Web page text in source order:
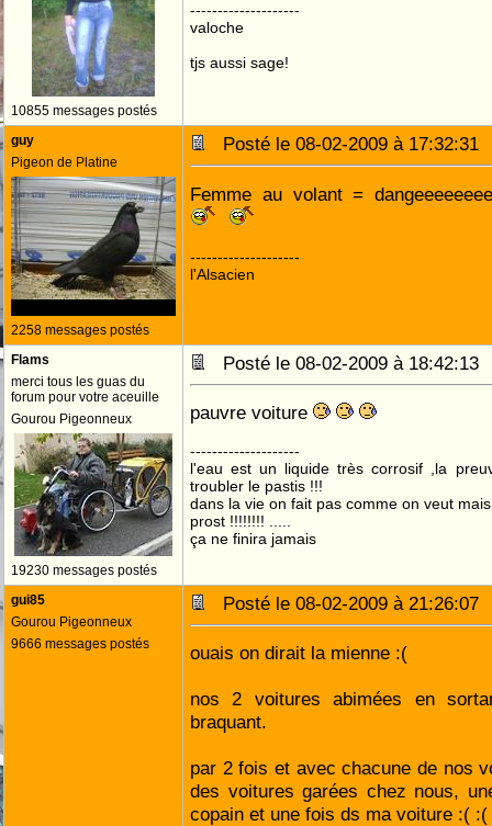
10855 messages postés
--------------------
valoche
tjs aussi sage!
guy
Pigeon de Platine
2258 messages postés
Posté le 08-02-2009 à
Femme au volant =
--------------------
l'Alsacien
Flams
merci tous les guas du
forum pour votre aceuille
Gourou Pigeonneux
19230 messages postés
Posté le 08-02-2009 à
pauvre voiture
--------------------
l'eau est un liquide très corrosif ,la
troubler le pastis !!!
dans la vie on fait pas comme on veut
prost !!!!!!!! .....
ça ne finira jamais
gui85
Gourou Pigeonneux
9666 messages postés
Posté le 08-02-2009 à
ouais on dirait la mienne :(
nos 2 voitures abimées en
braquant.
par 2 fois et avec chacune de nos
des voitures garées chez nous,
copain et une fois ds ma voiture :( :(